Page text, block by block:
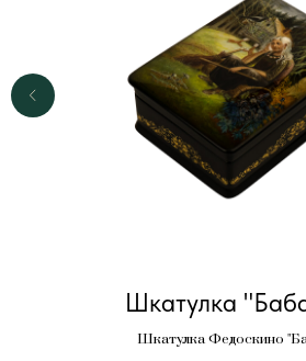
Шкатулка
Шкатулка Федоскино